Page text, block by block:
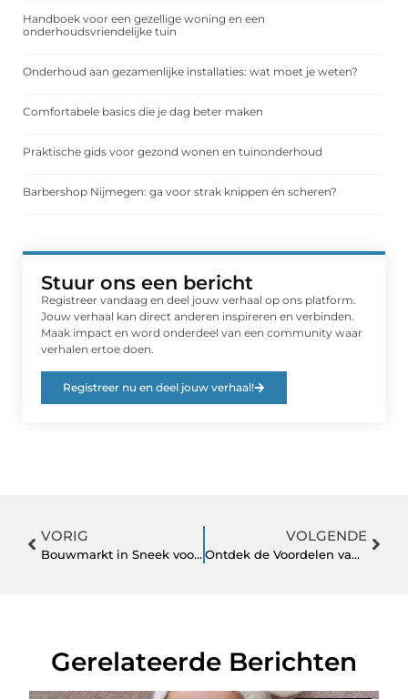
Handboek voor een gezellige woning en een
onderhoudsvriendelijke tuin
Onderhoud aan gezamenlijke installaties: wat moet je weten?
Comfortabele basics die je dag beter maken
Praktische gids voor gezond wonen en tuinonderhoud
Barbershop Nijmegen: ga voor strak knippen én scheren?
Stuur ons een bericht
Registreer vandaag en deel jouw verhaal op ons platform.
Jouw verhaal kan direct anderen inspireren en verbinden.
Maak impact en word onderdeel van een community waar
verhalen ertoe doen.
Registreer nu en deel jouw verhaal!
VORIG
Bouwmarkt in Sneek voor alle doe-het-zelvers en professionals
VOLGENDE
Ontdek de Voordelen van Makelaar Alkmaar voor Uw Vastgoedbehoeften
Gerelateerde Berichten